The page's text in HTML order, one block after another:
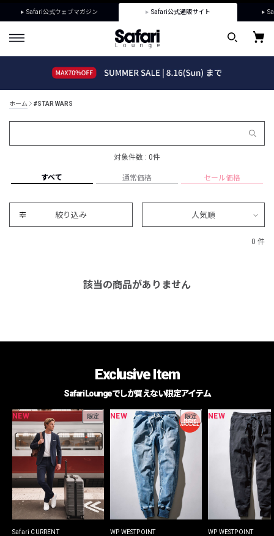
Safari公式ウェブマガジン Safari公式通販サイト
ホーム #STAR WARS
対象件数 : 0件
すべて 通常価格 セール価格
絞り込み 人気順
0 件
該当の商品がありません
Exclusive Item
Safari Loungeでしか買えない限定アイテム
NEW 限定
Safari CURRENT
NEW 限定
WP WESTPOINT
NEW
WP WESTPOINT